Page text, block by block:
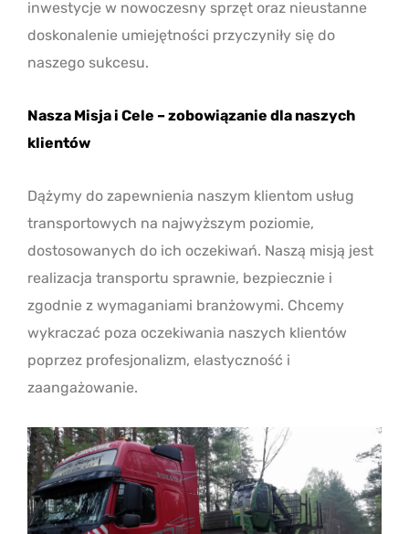
inwestycje w nowoczesny sprzęt oraz nieustanne
doskonalenie umiejętności przyczyniły się do
naszego sukcesu.
Nasza Misja i Cele – zobowiązanie dla naszych
klientów
Dążymy do zapewnienia naszym klientom usług
transportowych na najwyższym poziomie,
dostosowanych do ich oczekiwań. Naszą misją jest
realizacja transportu sprawnie, bezpiecznie i
zgodnie z wymaganiami branżowymi. Chcemy
wykraczać poza oczekiwania naszych klientów
poprzez profesjonalizm, elastyczność i
zaangażowanie.